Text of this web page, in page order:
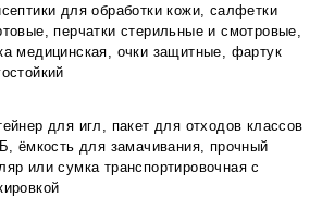
для обработки кожи, салфетки
перчатки стерильные и смотровые,
медицинская, очки защитные, фартук
для игл, пакет для отходов классов
ёмкость для замачивания, прочный
или сумка транспортировочная с